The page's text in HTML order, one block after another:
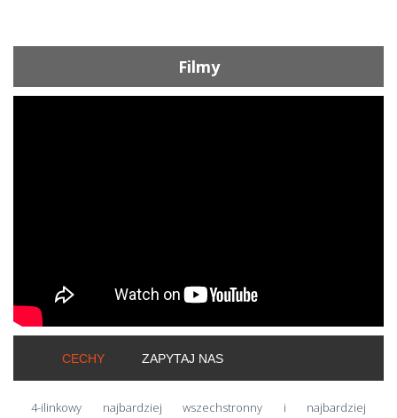
Filmy
CECHY ZAPYTAJ NAS
4-ilinkowy najbardziej wszechstronny i najbardziej